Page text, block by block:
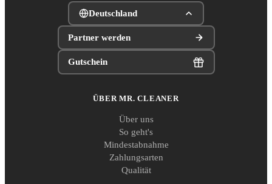
Deutschland
Partner werden
Gutschein
ÜBER MR. CLEANER
Über uns
So geht's
Mindestabnahme
Zahlungsarten
Qualität